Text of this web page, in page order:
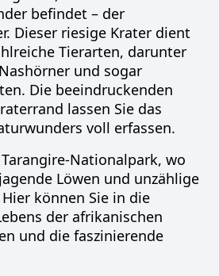
befindet – der
Dieser riesige Krater dient
Tierarten, darunter
und sogar
Die beeindruckenden
lassen Sie das
voll erfassen.
Nationalpark, wo
Löwen und unzählige
können Sie in die
der afrikanischen
und die faszinierende